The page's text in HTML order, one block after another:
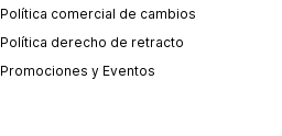
Política comercial de cambios
Política derecho de retracto
Promociones y Eventos